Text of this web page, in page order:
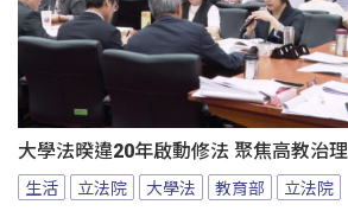
大學法暌違20年啟動修法 聚焦高教治理
生活 立法院 大學法 教育部 立法院